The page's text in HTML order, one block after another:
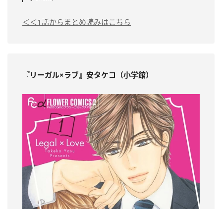
＜＜1話からまとめ読みはこちら
『リーガル×ラブ』安タケコ（小学館）